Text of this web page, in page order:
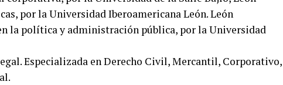
por la Universidad Iberoamericana León. León
la política y administración pública, por la Universidad
Especializada en Derecho Civil, Mercantil, Corporativo,